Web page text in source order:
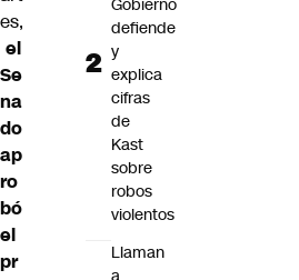
es,
el
Se
na
do
ap
ro
bó
el
pr
Gobierno
defiende
y
explica
cifras
de
Kast
sobre
robos
violentos
Llaman
a